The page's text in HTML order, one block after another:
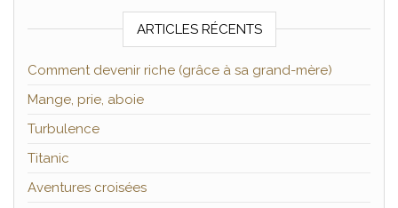
ARTICLES RÉCENTS
Comment devenir riche (grâce à sa grand-mère)
Mange, prie, aboie
Turbulence
Titanic
Aventures croisées